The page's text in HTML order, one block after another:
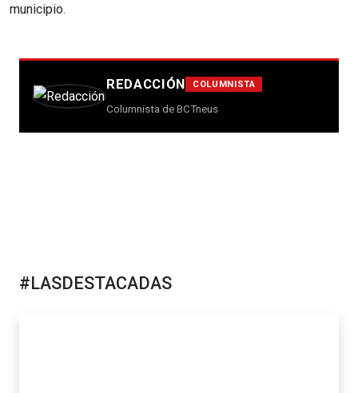
municipio.
REDACCIÓN COLUMNISTA
Columnista de BCTneus
#LASDESTACADAS